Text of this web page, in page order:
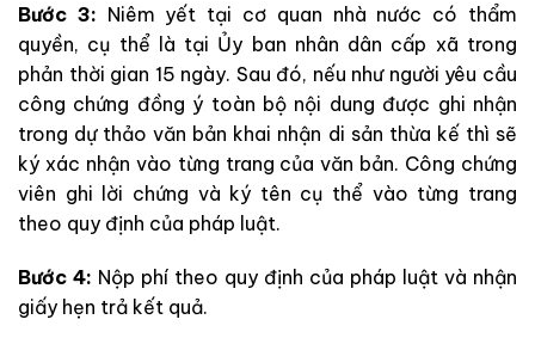
Bước 3: Niêm yết tại cơ quan nhà nước có thẩm
quyền, cụ thể là tại Ủy ban nhân dân cấp xã trong
phản thời gian 15 ngày. Sau đó, nếu như người yêu cầu
công chứng đồng ý toàn bộ nội dung được ghi nhận
trong dự thảo văn bản khai nhận di sản thừa kế thì sẽ
ký xác nhận vào từng trang của văn bản. Công chứng
viên ghi lời chứng và ký tên cụ thể vào từng trang
theo quy định của pháp luật.
Bước 4: Nộp phí theo quy định của pháp luật và nhận
giấy hẹn trả kết quả.